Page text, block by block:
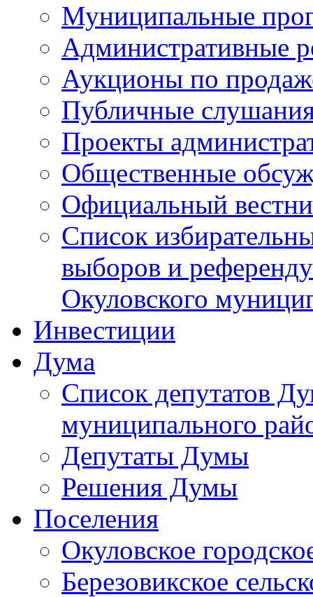
Муниципальные
Административные
Аукционы по
Публичные
Проекты
Общественные
Официальный
Список
выборов и
Окуловского
Инвестиции
Дума
Список депутатов
муниципального
Депутаты Думы
Решения Думы
Поселения
Окуловское
Березовикское